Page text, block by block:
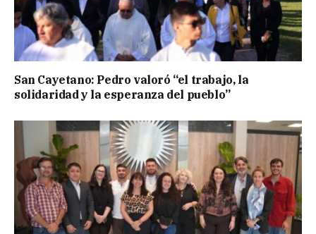
San Cayetano: Pedro valoró “el trabajo, la
solidaridad y la esperanza del pueblo”